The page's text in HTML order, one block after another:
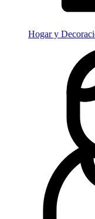
Hogar y